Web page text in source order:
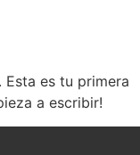
Esta es tu primera
a escribir!